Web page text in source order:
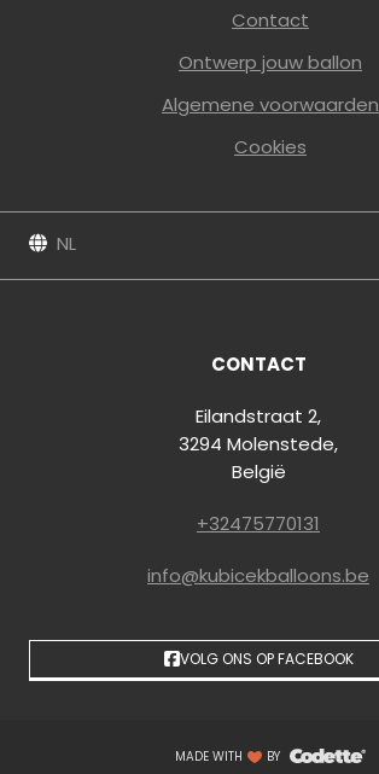
Contact
Ontwerp jouw ballon
Algemene voorwaarden
Cookies
NL
CONTACT
Eilandstraat 2,
3294 Molenstede,
België
+32475770131
info@kubicekballoons.be
VOLG ONS OP FACEBOOK
MADE WITH BY